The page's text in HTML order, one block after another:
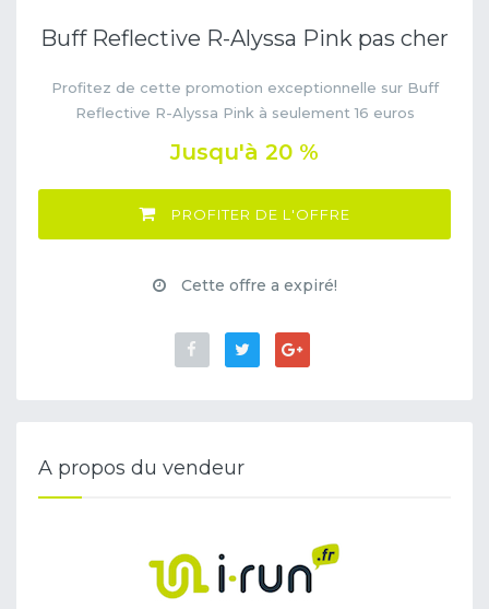
Buff Reflective R-Alyssa Pink pas cher
Profitez de cette promotion exceptionnelle sur Buff
Reflective R-Alyssa Pink à seulement 16 euros
Jusqu'à 20 %
PROFITER DE L'OFFRE
Cette offre a expiré!
A propos du vendeur